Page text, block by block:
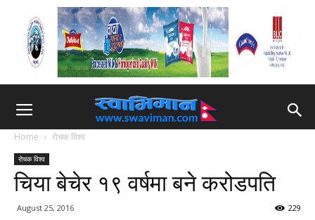
Home रोचक विश्व
रोचक विश्व
चिया बेचेर १९ वर्षमा बने करोडपति
August 25, 2016 229